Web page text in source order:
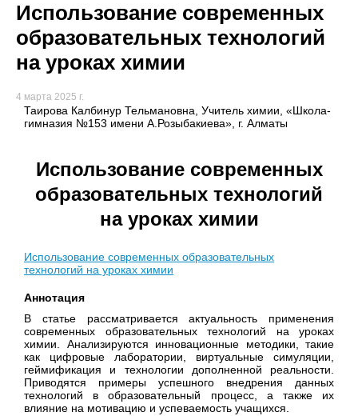
Использование современных
образовательных технологий
на уроках химии
4 марта 2025 г.
Таирова Калбинур Тельмановна, Учитель химии, «Школа-
гимназия №153 имени А.Розыбакиева», г. Алматы
Использование современных
образовательных технологий
на уроках химии
Использование современных образовательных
технологий на уроках химии
Аннотация
В статье рассматривается актуальность применения
современных образовательных технологий на уроках
химии. Анализируются инновационные методики, такие
как цифровые лаборатории, виртуальные симуляции,
геймификация и технологии дополненной реальности.
Приводятся примеры успешного внедрения данных
технологий в образовательный процесс, а также их
влияние на мотивацию и успеваемость учащихся.